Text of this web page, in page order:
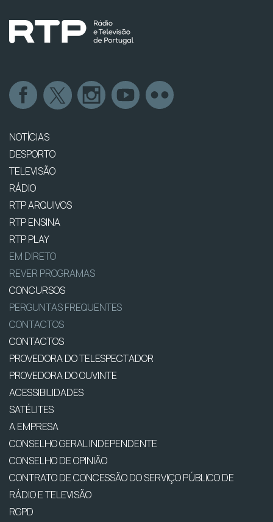
NOTÍCIAS
DESPORTO
TELEVISÃO
RÁDIO
RTP ARQUIVOS
RTP ENSINA
RTP PLAY
EM DIRETO
REVER PROGRAMAS
CONCURSOS
PERGUNTAS FREQUENTES
CONTACTOS
CONTACTOS
PROVEDORA DO TELESPECTADOR
PROVEDORA DO OUVINTE
ACESSIBILIDADES
SATÉLITES
A EMPRESA
CONSELHO GERAL INDEPENDENTE
CONSELHO DE OPINIÃO
CONTRATO DE CONCESSÃO DO SERVIÇO PÚBLICO DE
RÁDIO E TELEVISÃO
RGPD